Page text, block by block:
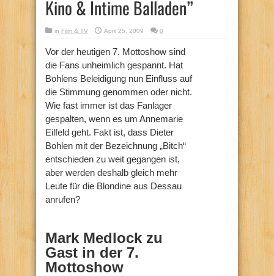
Kino & Intime Balladen”
in Film & TV April 25, 2009 0
Vor der heutigen 7. Mottoshow sind
die Fans unheimlich gespannt. Hat
Bohlens Beleidigung nun Einfluss auf
die Stimmung genommen oder nicht.
Wie fast immer ist das Fanlager
gespalten, wenn es um Annemarie
Eilfeld geht. Fakt ist, dass Dieter
Bohlen mit der Bezeichnung „Bitch“
entschieden zu weit gegangen ist,
aber werden deshalb gleich mehr
Leute für die Blondine aus Dessau
anrufen?
Mark Medlock zu
Gast in der 7.
Mottoshow